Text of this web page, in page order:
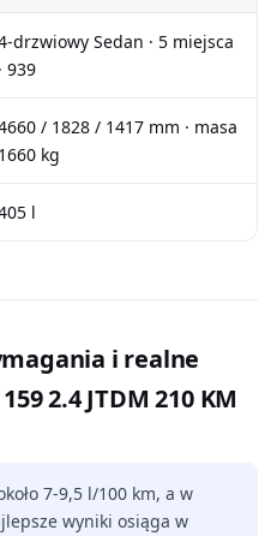
drzwiowy Sedan · 5 miejsca
· 939
/ 1828 / 1417 mm · masa
1660 kg
l
i realne
2.4 JTDM 210 KM
7-9,5 l/100 km, a w
wyniki osiąga w